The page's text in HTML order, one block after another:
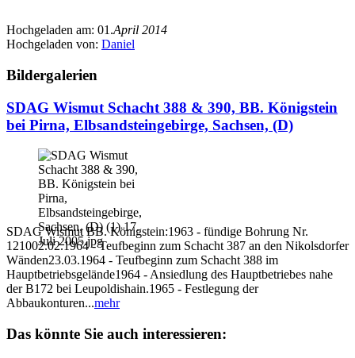
Hochgeladen am: 01.April 2014
Hochgeladen von: Daniel
Bildergalerien
SDAG Wismut Schacht 388 & 390, BB. Königstein
bei Pirna, Elbsandsteingebirge, Sachsen, (D)
SDAG Wismut BB. Königstein:1963 - fündige Bohrung Nr.
121002.02.1964 - Teufbeginn zum Schacht 387 an den Nikolsdorfer
Wänden23.03.1964 - Teufbeginn zum Schacht 388 im
Hauptbetriebsgelände1964 - Ansiedlung des Hauptbetriebes nahe
der B172 bei Leupoldishain.1965 - Festlegung der
Abbaukonturen...mehr
Das könnte Sie auch interessieren: